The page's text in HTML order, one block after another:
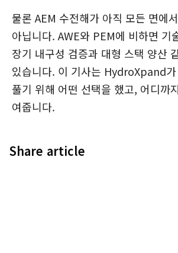
물론 AEM 수전해가 아직 모든 면에
아닙니다. AWE와 PEM에 비하면 기
장기 내구성 검증과 대형 스택 양산
있습니다. 이 기사는 HydroXpand
풀기 위해 어떤 선택을 했고, 어디까
여줍니다.
Share article